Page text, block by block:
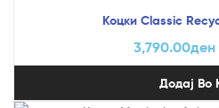
Коцки Classic
3,790.00ден
Додај Во